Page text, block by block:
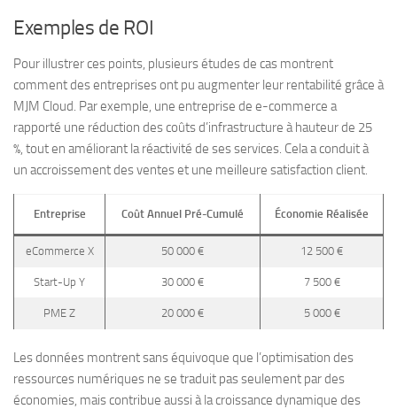
Exemples de ROI
Pour illustrer ces points, plusieurs études de cas montrent
comment des entreprises ont pu augmenter leur rentabilité grâce à
MJM Cloud. Par exemple, une entreprise de e-commerce a
rapporté une réduction des coûts d’infrastructure à hauteur de 25
%, tout en améliorant la réactivité de ses services. Cela a conduit à
un accroissement des ventes et une meilleure satisfaction client.
Entreprise Coût Annuel Pré-Cumulé Économie Réalisée
eCommerce X 50 000 € 12 500 €
Start-Up Y 30 000 € 7 500 €
PME Z 20 000 € 5 000 €
Les données montrent sans équivoque que l’optimisation des
ressources numériques ne se traduit pas seulement par des
économies, mais contribue aussi à la croissance dynamique des